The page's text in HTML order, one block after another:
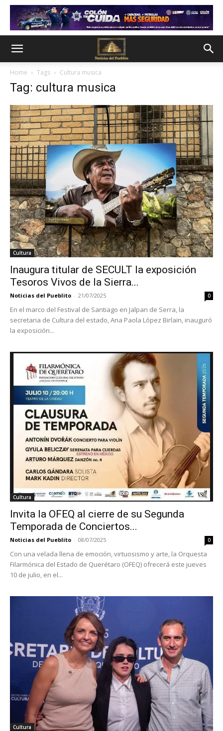
Home Tags Cultura musica
Tag: cultura musica
Cultura
Inaugura titular de SECULT la exposición
Tesoros Vivos de la Sierra...
Noticias del Pueblito - 21/07/2025 0
En el marco del Festival de Santiago en Jalpan de Serra, la
secretaria de Cultura del estado, Ana Paola López Birlain, inauguró
la exposición...
Cultura
Invita la OFEQ al cierre de su Segunda
Temporada de Conciertos...
Noticias del Pueblito - 08/07/2025 0
Con una velada llena de emoción, virtuosismo y arte, la Orquesta
Filarmónica del Estado de Querétaro (OFEQ) ofrecerá este jueves
10 de julio, en el...
Cultura